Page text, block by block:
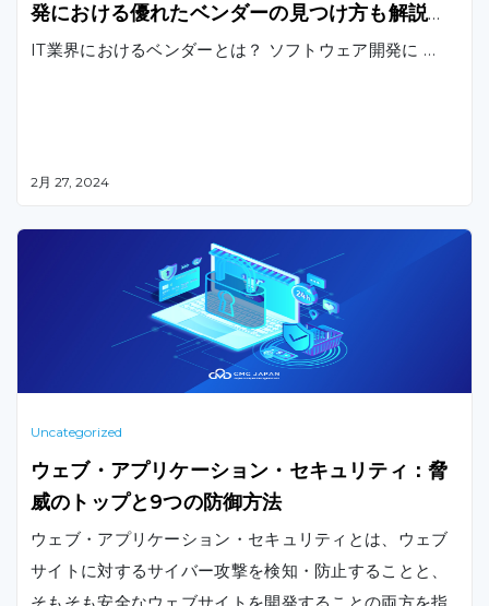
発における優れたベンダーの見つけ方も解説す
る！
IT業界におけるベンダーとは？ ソフトウェア開発に …
2月 27, 2024
Uncategorized
ウェブ・アプリケーション・セキュリティ：脅
威のトップと9つの防御方法
ウェブ・アプリケーション・セキュリティとは、ウェブ
サイトに対するサイバー攻撃を検知・防止することと、